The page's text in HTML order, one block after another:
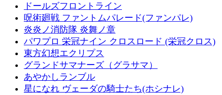
ドールズフロントライン
呪術廻戦 ファントムパレード(ファンパレ)
炎炎ノ消防隊 炎舞ノ章
パワプロ 栄冠ナイン クロスロード (栄冠クロス)
東方幻想エクリプス
グランドサマナーズ（グラサマ）
あやかしランブル
星になれ ヴェーダの騎士たち(ホシナレ)